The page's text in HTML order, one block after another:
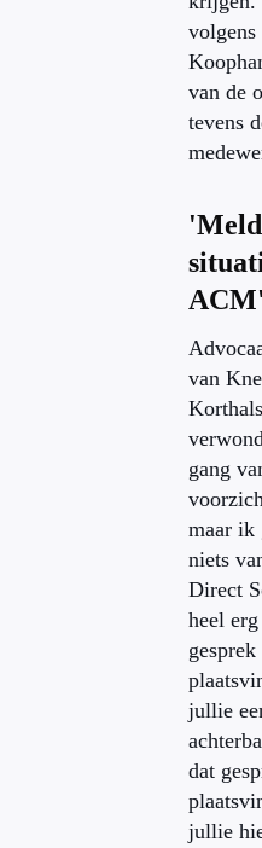
volgens
van de
tevens
van
gang
maar ik
niets
Direct
heel
jullie
dat
jullie